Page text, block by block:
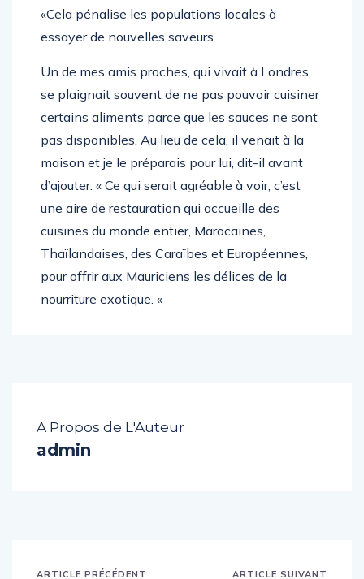
«Cela pénalise les populations locales à
essayer de nouvelles saveurs.
Un de mes amis proches, qui vivait à Londres,
se plaignait souvent de ne pas pouvoir cuisiner
certains aliments parce que les sauces ne sont
pas disponibles. Au lieu de cela, il venait à la
maison et je le préparais pour lui, dit-il avant
d’ajouter: « Ce qui serait agréable à voir, c’est
une aire de restauration qui accueille des
cuisines du monde entier, Marocaines,
Thaïlandaises, des Caraïbes et Européennes,
pour offrir aux Mauriciens les délices de la
nourriture exotique. «
A Propos de L'Auteur
admin
ARTICLE PRÉCÉDENT ARTICLE SUIVANT